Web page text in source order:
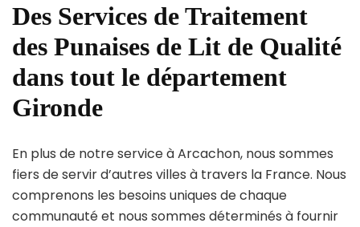
Des Services de Traitement
des Punaises de Lit de Qualité
dans tout le département
Gironde
En plus de notre service à Arcachon, nous sommes
fiers de servir d’autres villes à travers la France. Nous
comprenons les besoins uniques de chaque
communauté et nous sommes déterminés à fournir